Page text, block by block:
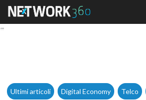
WindTre
Ultimi articoli Digital Economy Telco